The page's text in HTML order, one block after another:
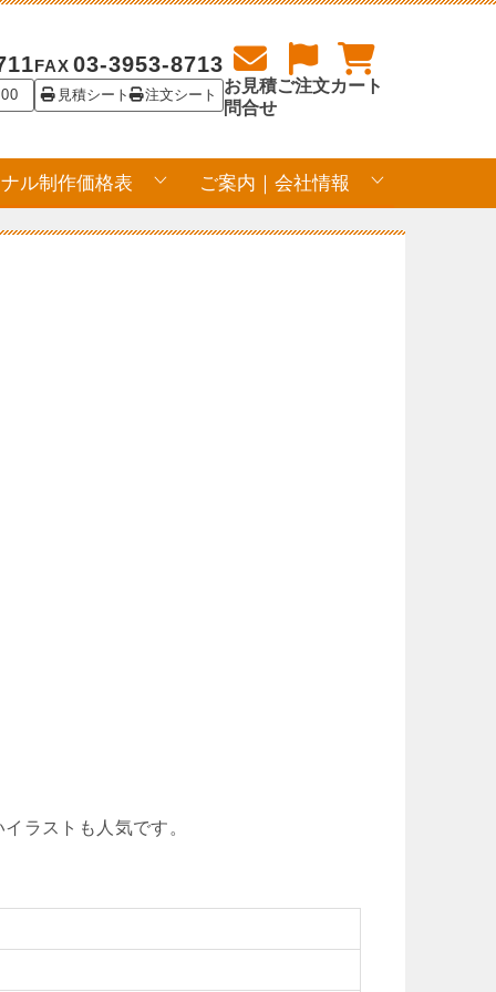
FAX 03-3953-8713
見積シート 注文シート
お見積
問合せ
ご注文カート
ル制作価格表 ご案内｜会社情報
ラストも人気です。